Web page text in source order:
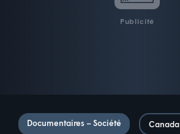
Publicité
Documentaires – Société Canada